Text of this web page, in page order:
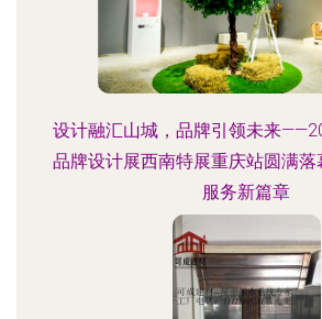
设计融汇山城，品牌引领未来
品牌设计展西南特展重庆站圆满落
服务新篇章